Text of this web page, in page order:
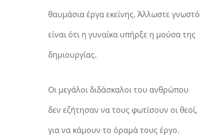
θαυμάσια έργα εκείνης. Άλλωστε γνωστό
είναι ότι η γυναίκα υπήρξε η μούσα της
δημιουργίας.
Οι μεγάλοι διδάσκαλοι του ανθρώπου
δεν εζήτησαν να τους φωτίσουν οι θεοί,
για να κάμουν το όραμά τους έργο.